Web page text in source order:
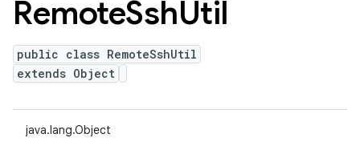
RemoteSshUtil
public class RemoteSshUtil
extends Object
java.lang.Object